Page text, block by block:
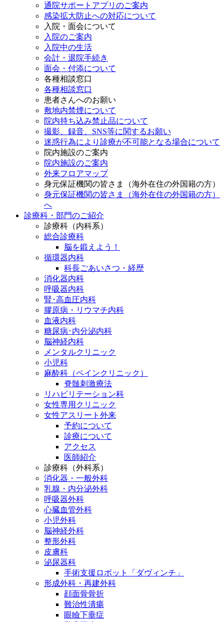
通院サポートアプリのご案内
感染拡大防止への対応について
入院・面会について
入院のご案内
入院中の生活
会計・退院手続き
面会・付添について
各種相談窓口
各種相談窓口
患者さんへのお願い
敷地内禁煙について
院内持ち込み禁止品について
撮影、録音、SNS等に関するお願い
迷惑行為により診療が不可能となる場合について
院内施設のご案内
院内施設のご案内
外来フロアマップ
身元保証機関の皆さま（海外在住の外国籍の方）
身元保証機関の皆さま（海外在住の外国籍の方）
へ
診療科・部門のご紹介
診療科（内科系）
総合診療科
脳を鍛えよう！
循環器内科
科長ごあいさつ・経歴
消化器内科
呼吸器内科
腎･高血圧内科
膠原病・リウマチ内科
血液内科
糖尿病･内分泌内科
脳神経内科
メンタルクリニック
小児科
麻酔科（ペインクリニック）
脊髄刺激療法
リハビリテーション科
女性専用クリニック
女性アスリート外来
予約について
診療について
アクセス
医師紹介
診療科（外科系）
消化器・一般外科
乳腺・内分泌外科
呼吸器外科
心臓血管外科
小児外科
脳神経外科
整形外科
皮膚科
泌尿器科
手術支援ロボット「ダヴィンチ」
形成外科・再建外科
顔面骨骨折
難治性潰瘍
眼瞼下垂症